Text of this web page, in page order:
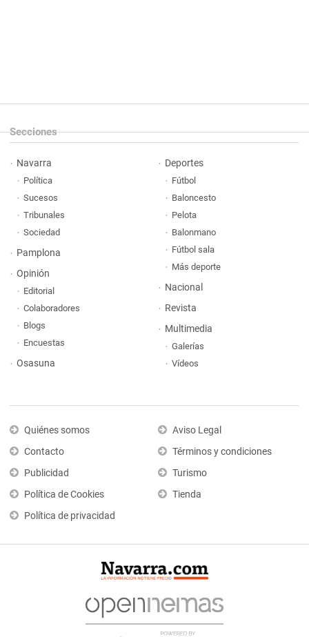
Secciones
Navarra
Política
Sucesos
Tribunales
Sociedad
Pamplona
Opinión
Editorial
Colaboradores
Blogs
Encuestas
Osasuna
Deportes
Fútbol
Baloncesto
Pelota
Balonmano
Fútbol sala
Más deporte
Nacional
Revista
Multimedia
Galerías
Vídeos
Quiénes somos
Contacto
Publicidad
Política de Cookies
Política de privacidad
Aviso Legal
Términos y condiciones
Turismo
Tienda